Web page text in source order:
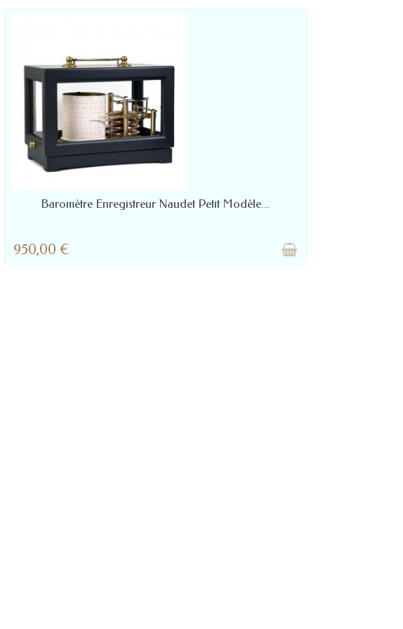
LIVRÉ SOUS 2 À 4 JOURS
Baromètre Enregistreur Naudet Petit Modèle...
950,00 €